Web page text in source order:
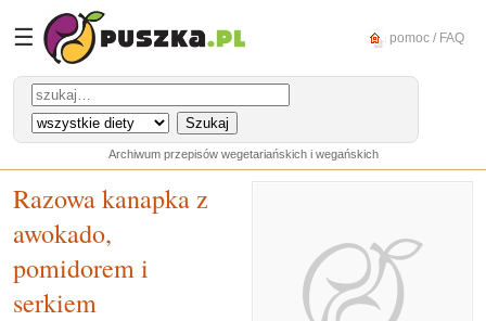
☰ pomoc / FAQ
Archiwum przepisów wegetariańskich i wegańskich
Razowa kanapka z
awokado,
pomidorem i
serkiem